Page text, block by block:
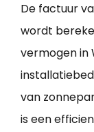
De factuur
wordt
vermogen in
van
is een